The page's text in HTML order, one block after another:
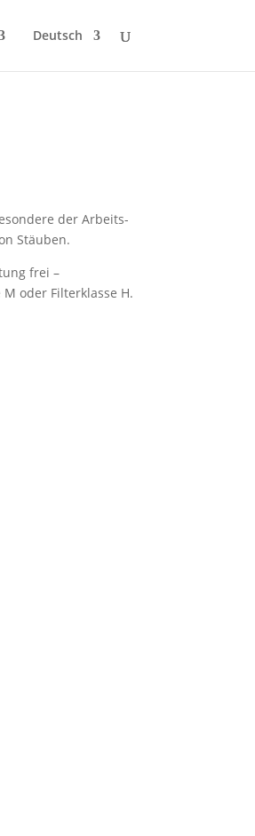
Deutsch
der Arbeits-
Stäuben.
frei –
oder Filterklasse H.